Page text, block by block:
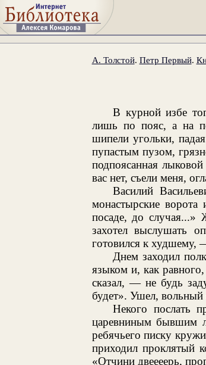
А. Толстой. Петр Первый.
В курной избе
лишь по пояс, а на
шипели угольки,
пупастым пузом,
подпоясанная
вас нет, съели меня,
Василий
монастырские
посаде, до
захотел выслушать
готовился к худшему,
Днем заходил
языком и, как
сказал, — не будь
будет». Ушел,
Некого послать
царевниным бывшим
ребячьего писку
приходил проклятый
«Отчини двеееерь,